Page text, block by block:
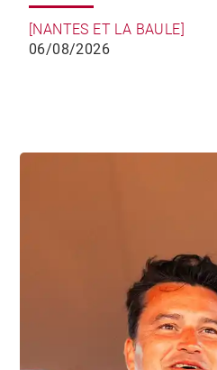
[NANTES ET LA BAULE]
06/08/2026